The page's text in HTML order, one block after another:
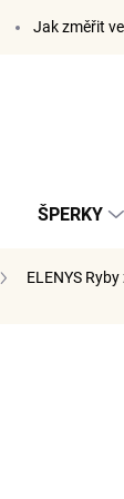
Jak změřit
ŠPERKY
ELENYS